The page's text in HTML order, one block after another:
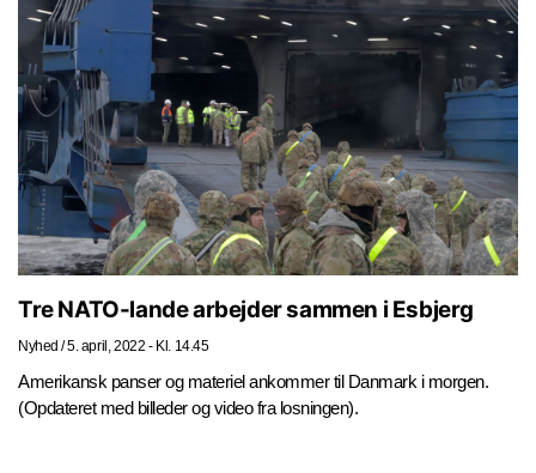
Tre NATO-lande arbejder sammen i Esbjerg
Nyhed / 5. april, 2022 - Kl. 14.45
Amerikansk panser og materiel ankommer til Danmark i morgen.
(Opdateret med billeder og video fra losningen).